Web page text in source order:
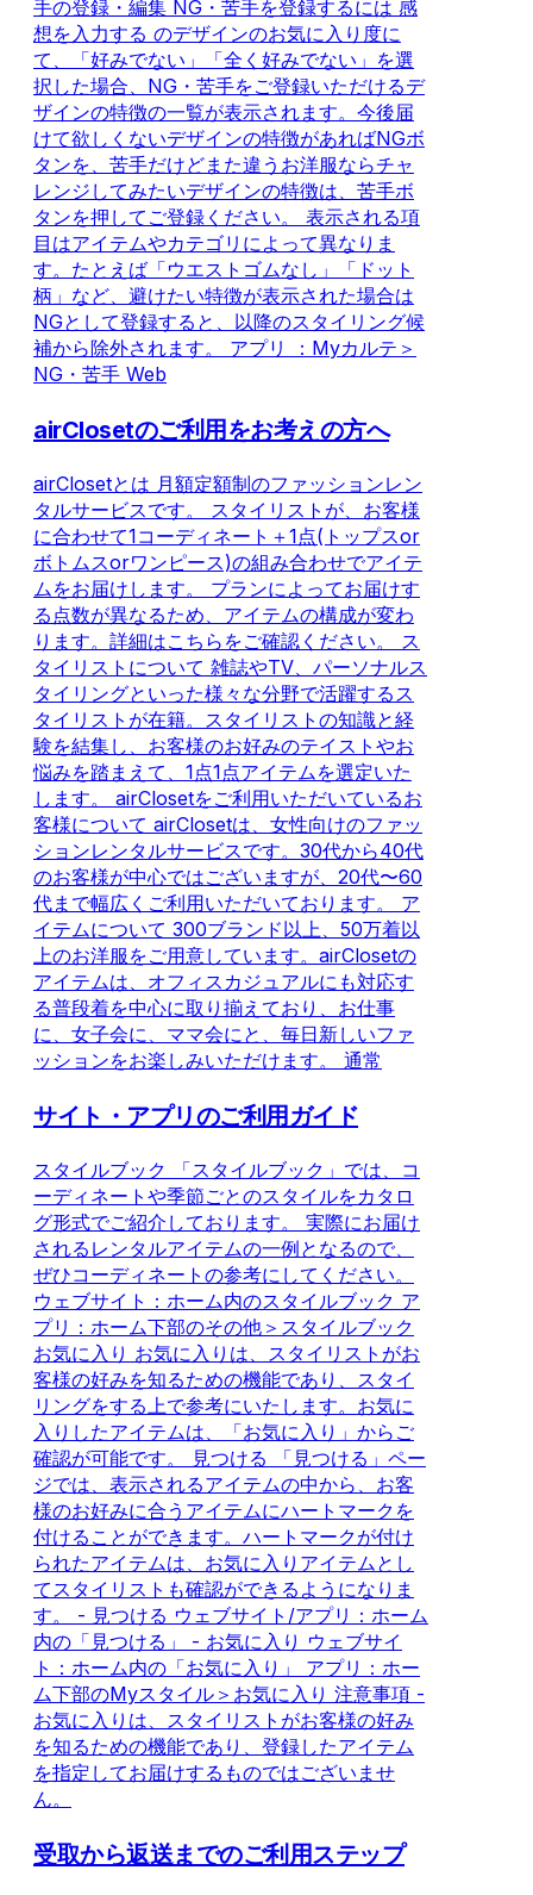
手の登録・編集 NG・苦手を登録するには 感
想を入力する のデザインのお気に入り度に
て、「好みでない」「全く好みでない」を選
択した場合、NG・苦手をご登録いただけるデ
ザインの特徴の一覧が表示されます。今後届
けて欲しくないデザインの特徴があればNGボ
タンを、苦手だけどまた違うお洋服ならチャ
レンジしてみたいデザインの特徴は、苦手ボ
タンを押してご登録ください。 表示される項
目はアイテムやカテゴリによって異なりま
す。たとえば「ウエストゴムなし」「ドット
柄」など、避けたい特徴が表示された場合は
NGとして登録すると、以降のスタイリング候
補から除外されます。 アプリ ：Myカルテ＞
NG・苦手 Web
airClosetのご利用をお考えの方へ
airClosetとは 月額定額制のファッションレン
タルサービスです。 スタイリストが、お客様
に合わせて1コーディネート＋1点(トップスor
ボトムスorワンピース)の組み合わせでアイテ
ムをお届けします。 プランによってお届けす
る点数が異なるため、アイテムの構成が変わ
ります。詳細はこちらをご確認ください。 ス
タイリストについて 雑誌やTV、パーソナルス
タイリングといった様々な分野で活躍するス
タイリストが在籍。スタイリストの知識と経
験を結集し、お客様のお好みのテイストやお
悩みを踏まえて、1点1点アイテムを選定いた
します。 airClosetをご利用いただいているお
客様について airClosetは、女性向けのファッ
ションレンタルサービスです。30代から40代
のお客様が中心ではございますが、20代〜60
代まで幅広くご利用いただいております。 ア
イテムについて 300ブランド以上、50万着以
上のお洋服をご用意しています。airClosetの
アイテムは、オフィスカジュアルにも対応す
る普段着を中心に取り揃えており、お仕事
に、女子会に、ママ会にと、毎日新しいファ
ッションをお楽しみいただけます。 通常
サイト・アプリのご利用ガイド
スタイルブック 「スタイルブック」では、コ
ーディネートや季節ごとのスタイルをカタロ
グ形式でご紹介しております。 実際にお届け
されるレンタルアイテムの一例となるので、
ぜひコーディネートの参考にしてください。
ウェブサイト：ホーム内のスタイルブック ア
プリ：ホーム下部のその他＞スタイルブック
お気に入り お気に入りは、スタイリストがお
客様の好みを知るための機能であり、スタイ
リングをする上で参考にいたします。お気に
入りしたアイテムは、「お気に入り」からご
確認が可能です。 見つける 「見つける」ペー
ジでは、表示されるアイテムの中から、お客
様のお好みに合うアイテムにハートマークを
付けることができます。ハートマークが付け
られたアイテムは、お気に入りアイテムとし
てスタイリストも確認ができるようになりま
す。 - 見つける ウェブサイト/アプリ：ホーム
内の「見つける」 - お気に入り ウェブサイ
ト：ホーム内の「お気に入り」 アプリ：ホー
ム下部のMyスタイル＞お気に入り 注意事項 -
お気に入りは、スタイリストがお客様の好み
を知るための機能であり、登録したアイテム
を指定してお届けするものではございませ
ん。
受取から返送までのご利用ステップ